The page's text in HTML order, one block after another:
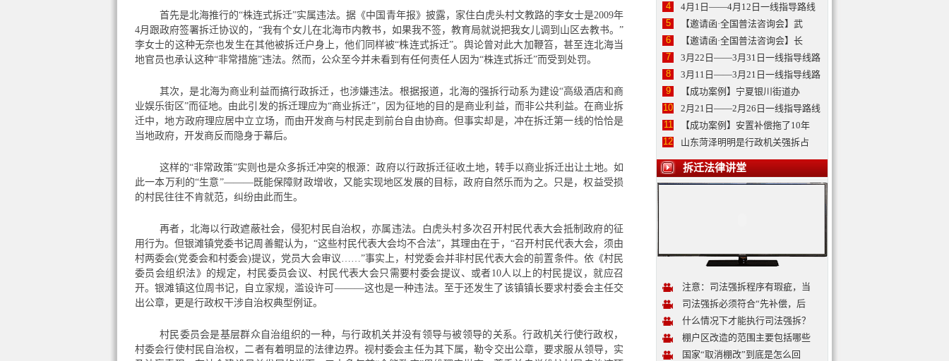
首先是北海推行的“株连式拆迁”实属违法。据《中国青年报》披露，家住白虎头村文教路的李女士是2009年
4月跟政府签署拆迁协议的，“我有个女儿在北海市内教书，如果我不签，教育局就说把我女儿调到山区去教书。”
李女士的这种无奈也发生在其他被拆迁户身上，他们同样被“株连式拆迁”。舆论曾对此大加鞭笞，甚至连北海当
地官员也承认这种“非常措施”违法。然而，公众至今并未看到有任何责任人因为“株连式拆迁”而受到处罚。
其次，是北海为商业利益而搞行政拆迁，也涉嫌违法。根据报道，北海的强拆行动系为建设“高级酒店和商
业娱乐街区”而征地。由此引发的拆迁理应为“商业拆迁”，因为征地的目的是商业利益，而非公共利益。在商业拆
迁中，地方政府理应居中立立场，而由开发商与村民走到前台自由协商。但事实却是，冲在拆迁第一线的恰恰是
当地政府，开发商反而隐身于幕后。
这样的“非常政策”实则也是众多拆迁冲突的根源：政府以行政拆迁征收土地，转手以商业拆迁出让土地。如
此一本万利的“生意”———既能保障财政增收，又能实现地区发展的目标，政府自然乐而为之。只是，权益受损
的村民往往不肯就范，纠纷由此而生。
再者，北海以行政遮蔽社会，侵犯村民自治权，亦属违法。白虎头村多次召开村民代表大会抵制政府的征
用行为。但银滩镇党委书记周善鲲认为，“这些村民代表大会均不合法”，其理由在于，“召开村民代表大会，须由
村两委会(党委会和村委会)提议，党员大会审议……”事实上，村党委会并非村民代表大会的前置条件。依《村民
委员会组织法》的规定，村民委员会议、村民代表大会只需要村委会提议、或者10人以上的村民提议，就应召
开。银滩镇这位周书记，自立家规，滥设许可———这也是一种违法。至于还发生了该镇镇长要求村委会主任交
出公章，更是行政权干涉自治权典型例证。
村民委员会是基层群众自治组织的一种，与行政机关并没有领导与被领导的关系。行政机关行使行政权，
村委会行使村民自治权，二者有着明显的法律边界。视村委会主任为其下属，勒令交出公章，要求服从领导，实
4
4月1日——4月12日一线指导路线
5
【邀请函·全国普法咨询会】武
6
【邀请函·全国普法咨询会】长
7
3月22日——3月31日一线指导线路
8
3月11日——3月21日一线指导线路
9
【成功案例】宁夏银川街道办
10
2月21日——2月26日一线指导路线
11
【成功案例】安置补偿拖了10年
12
山东菏泽明明是行政机关强拆占
拆迁法律讲堂
注意：司法强拆程序有瑕疵，当
司法强拆必须符合“先补偿，后
什么情况下才能执行司法强拆？
棚户区改造的范围主要包括哪些
国家“取消棚改”到底是怎么回